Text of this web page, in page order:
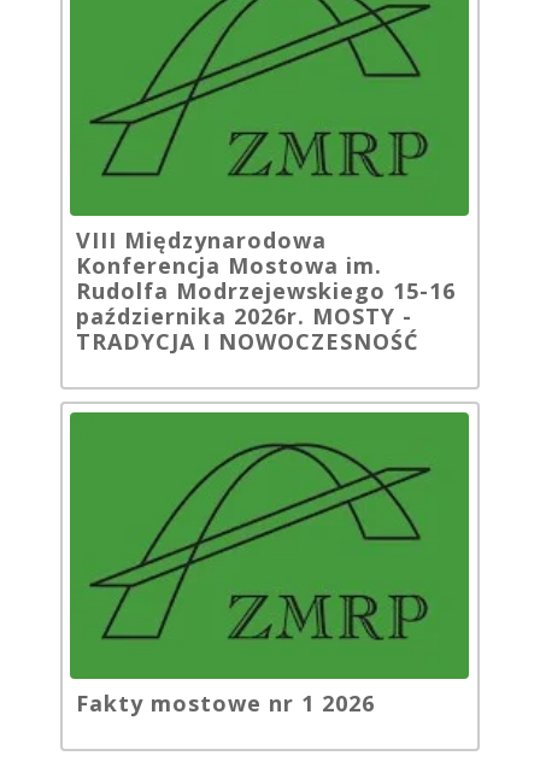
VIII Międzynarodowa
Konferencja Mostowa im.
Rudolfa Modrzejewskiego 15-16
października 2026r. MOSTY -
TRADYCJA I NOWOCZESNOŚĆ
Fakty mostowe nr 1 2026